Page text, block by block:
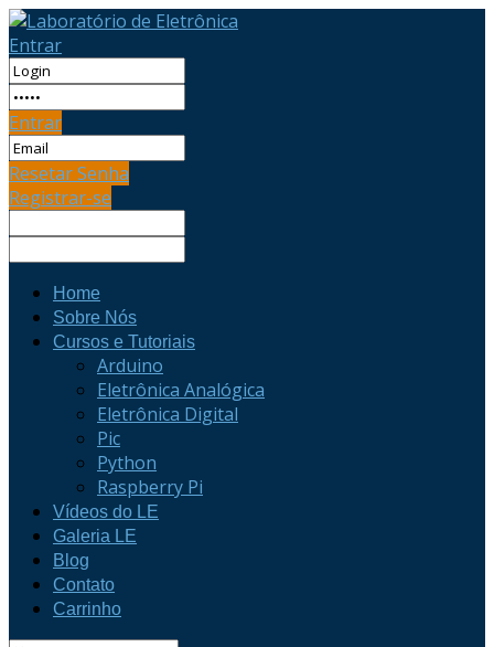
Entrar
Entrar
Resetar Senha
Registrar-se
Home
Sobre Nós
Cursos e Tutoriais
Arduino
Eletrônica Analógica
Eletrônica Digital
Pic
Python
Raspberry Pi
Vídeos do LE
Galeria LE
Blog
Contato
Carrinho